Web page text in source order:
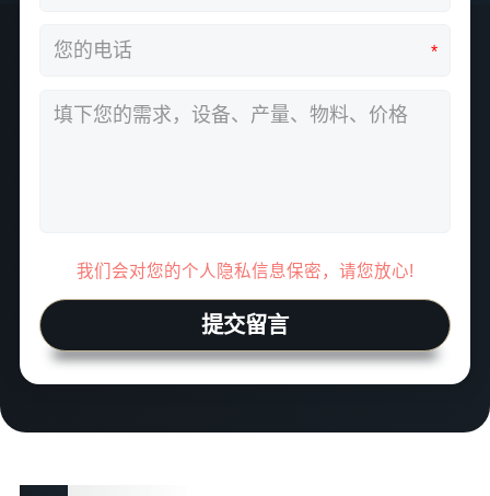
*
我们会对您的个人隐私信息保密，请您放心!
提交留言